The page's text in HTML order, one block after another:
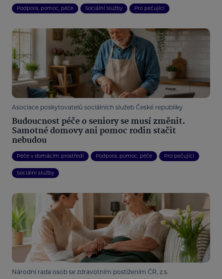
Podpora, pomoc, péče Sociální služby Pro pečující
Asociace poskytovatelů sociálních služeb České republiky
Budoucnost péče o seniory se musí změnit.
Samotné domovy ani pomoc rodin stačit
nebudou
Péče v domácím prostředí Podpora, pomoc, péče Pro pečující
Sociální služby
Národní rada osob se zdravotním postižením ČR, z.s.